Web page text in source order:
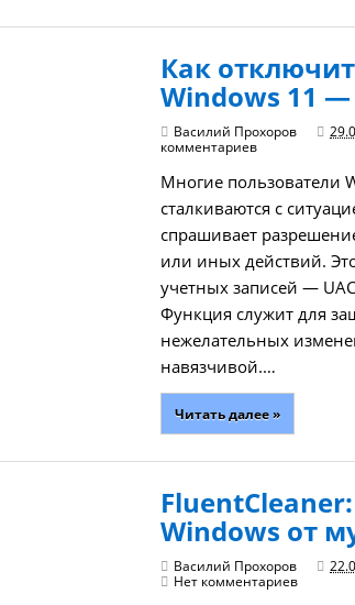
Как
Windows 11 —
Василий Прохоров
комментариев
Многие пользователи
сталкиваются с
спрашивает
или иных действий.
учетных записей —
Функция служит для
нежелательных
навязчивой.…
Читать далее »
Windows от
Василий Прохоров
Нет комментариев